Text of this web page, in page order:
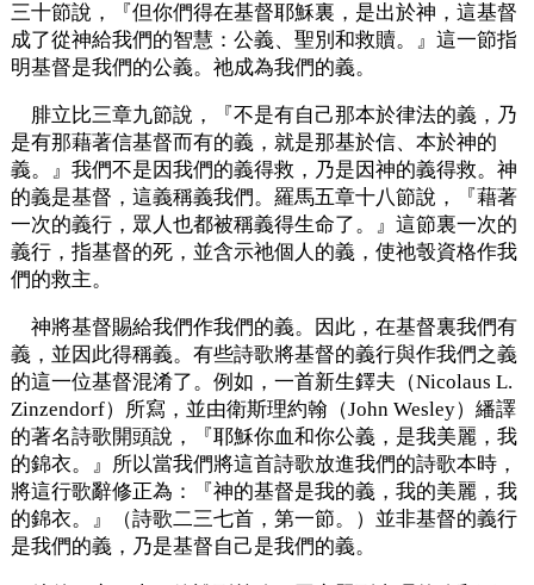
三十節說，『但你們得在基督耶穌裏，是出於神，這基督
成了從神給我們的智慧：公義、聖別和救贖。』這一節指
明基督是我們的公義。祂成為我們的義。
腓立比三章九節說，『不是有自己那本於律法的義，乃
是有那藉著信基督而有的義，就是那基於信、本於神的
義。』我們不是因我們的義得救，乃是因神的義得救。神
的義是基督，這義稱義我們。羅馬五章十八節說，『藉著
一次的義行，眾人也都被稱義得生命了。』這節裏一次的
義行，指基督的死，並含示祂個人的義，使祂彀資格作我
們的救主。
神將基督賜給我們作我們的義。因此，在基督裏我們有
義，並因此得稱義。有些詩歌將基督的義行與作我們之義
的這一位基督混淆了。例如，一首新生鐸夫（Nicolaus L.
Zinzendorf）所寫，並由衛斯理約翰（John Wesley）繙譯
的著名詩歌開頭說，『耶穌你血和你公義，是我美麗，我
的錦衣。』所以當我們將這首詩歌放進我們的詩歌本時，
將這行歌辭修正為：『神的基督是我的義，我的美麗，我
的錦衣。』（詩歌二三七首，第一節。）並非基督的義行
是我們的義，乃是基督自己是我們的義。